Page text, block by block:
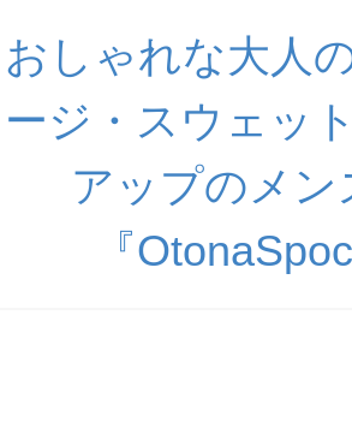
おしゃれな大人
ージ・スウェッ
アップのメン
『